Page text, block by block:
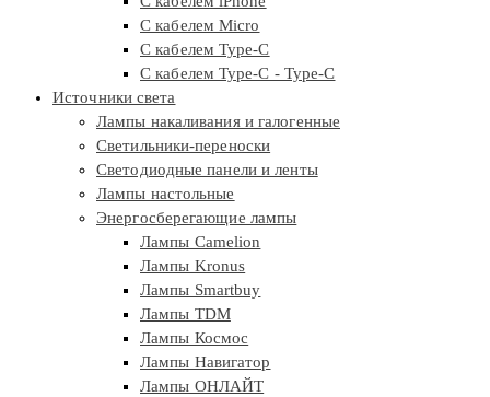
С кабелем Micro
С кабелем Type-C
С кабелем Type-C - Type-C
Источники света
Лампы накаливания и галогенные
Светильники-переноски
Светодиодные панели и ленты
Лампы настольные
Энергосберегающие лампы
Лампы Camelion
Лампы Kronus
Лампы Smartbuy
Лампы TDM
Лампы Космос
Лампы Навигатор
Лампы ОНЛАЙТ